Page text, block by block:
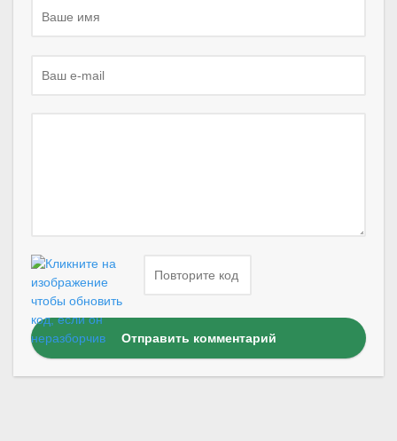
Отправить комментарий